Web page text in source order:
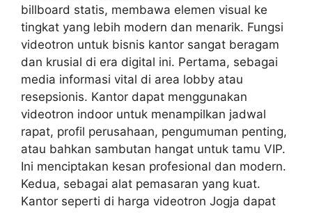
billboard statis, membawa elemen visual ke
tingkat yang lebih modern dan menarik. Fungsi
videotron untuk bisnis kantor sangat beragam
dan krusial di era digital ini. Pertama, sebagai
media informasi vital di area lobby atau
resepsionis. Kantor dapat menggunakan
videotron indoor untuk menampilkan jadwal
rapat, profil perusahaan, pengumuman penting,
atau bahkan sambutan hangat untuk tamu VIP.
Ini menciptakan kesan profesional dan modern.
Kedua, sebagai alat pemasaran yang kuat.
Kantor seperti di harga videotron Jogja dapat